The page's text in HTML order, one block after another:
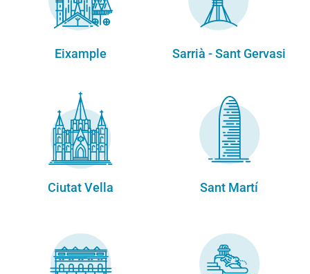
Eixample Sarrià - Sant Gervasi
Ciutat Vella Sant Martí